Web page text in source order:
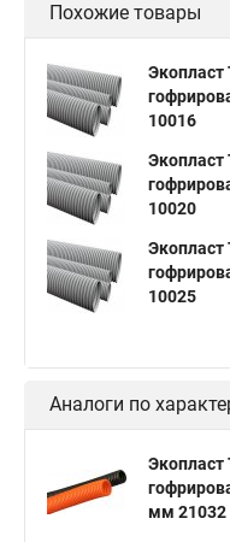
Похожие товары
Экопласт
10016
Экопласт
10020
Экопласт
10025
Аналоги по
мм 21032